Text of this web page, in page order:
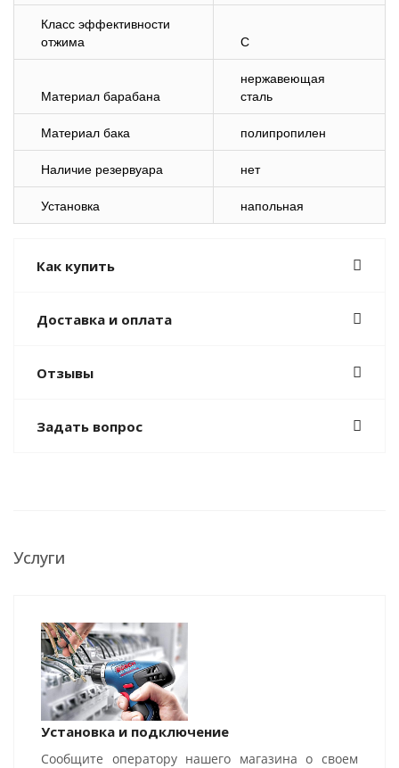
Класс эффективности
отжима
C
Материал барабана
нержавеющая
сталь
Материал бака полипропилен
Наличие резервуара нет
Установка напольная
Как купить
Доставка и оплата
Отзывы
Задать вопрос
Услуги
Установка и подключение
Сообщите оператору нашего магазина о своем